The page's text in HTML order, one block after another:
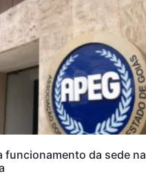
funcionamento da sede na